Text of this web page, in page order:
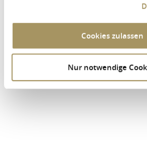
Cookies zulassen
Nur notwendige